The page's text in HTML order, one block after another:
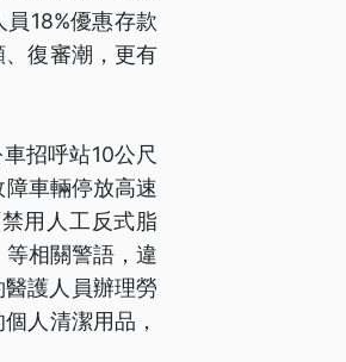
18%優惠存款
復審潮，更有
招呼站10公尺
車輛停放高速
用人工反式脂
相關警語，違
護人員辦理勞
人清潔用品，